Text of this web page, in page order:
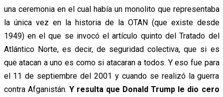
una ceremonia en el cual había un monolito que representaba
la única vez en la historia de la OTAN (que existe desde
1949) en el que se invocó el artículo quinto del Tratado del
Atlántico Norte, es decir, de seguridad colectiva, que si es
que atacan a uno es como si atacaran a todos. Y eso fue para
el 11 de septiembre del 2001 y cuando se realizó la guerra
contra Afganistán. Y resulta que Donald Trump le dio cero